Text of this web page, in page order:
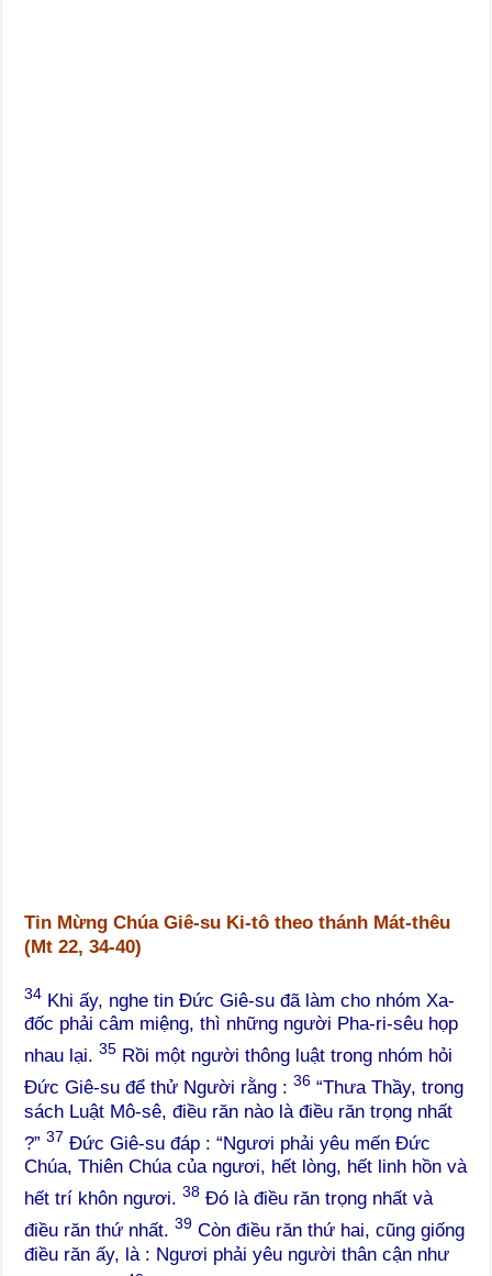
Tin Mừng Chúa Giê-su Ki-tô theo thánh Mát-thêu
(Mt 22, 34-40)
34 Khi ấy, nghe tin Đức Giê-su đã làm cho nhóm Xa-
đốc phải câm miệng, thì những người Pha-ri-sêu họp
nhau lại.35 Rồi một người thông luật trong nhóm hỏi
Đức Giê-su để thử Người rằng :36 “Thưa Thầy, trong
sách Luật Mô-sê, điều răn nào là điều răn trọng nhất
?”37 Đức Giê-su đáp : “Ngươi phải yêu mến Đức
Chúa, Thiên Chúa của ngươi, hết lòng, hết linh hồn và
hết trí khôn ngươi.38 Đó là điều răn trọng nhất và
điều răn thứ nhất.39 Còn điều răn thứ hai, cũng giống
điều răn ấy, là : Ngươi phải yêu người thân cận như